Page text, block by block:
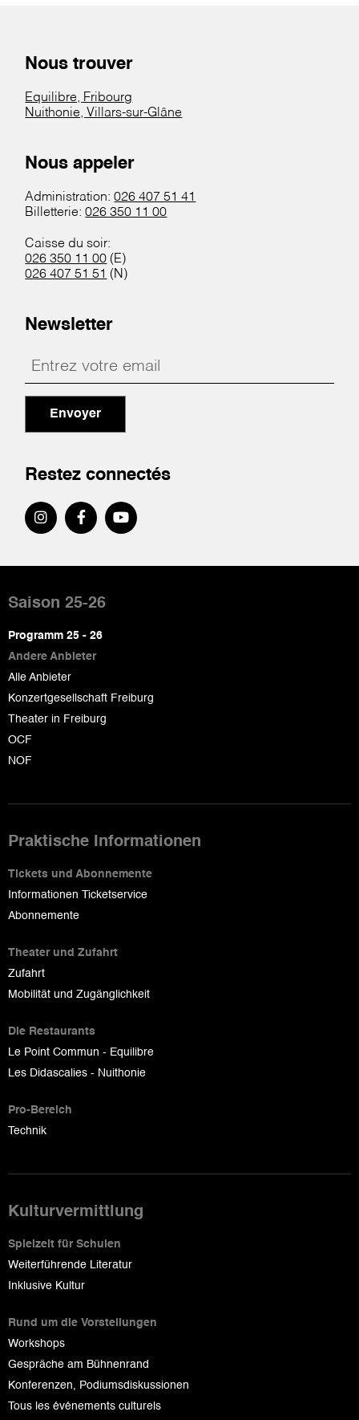
Nous trouver
Equilibre, Fribourg
Nuithonie, Villars-sur-Glâne
Nous appeler
Administration:026 407 51 41
Billetterie:026 350 11 00
Caisse du soir:
026 350 11 00 (E)
026 407 51 51 (N)
Newsletter
Envoyer
Restez connectés
de
page
Saison 25-26
Programm 25 - 26
Andere Anbieter
Alle Anbieter
Konzertgesellschaft Freiburg
Theater in Freiburg
OCF
NOF
Praktische Informationen
Tickets und Abonnemente
Informationen Ticketservice
Abonnemente
Theater und Zufahrt
Zufahrt
Mobilität und Zugänglichkeit
Die Restaurants
Le Point Commun - Equilibre
Les Didascalies - Nuithonie
Pro-Bereich
Technik
Kulturvermittlung
Spielzeit für Schulen
Weiterführende Literatur
Inklusive Kultur
Rund um die Vorstellungen
Workshops
Gespräche am Bühnenrand
Konferenzen, Podiumsdiskussionen
Tous les événements culturels